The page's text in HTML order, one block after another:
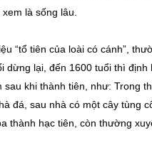
là sống lâu.
“tổ tiên của loài có cánh”,
dừng lại, đến 1600 tuổi thì
khi thành tiên, như: Trong
đá, sau nhà có một cây tùng
thành hạc tiên, còn thường